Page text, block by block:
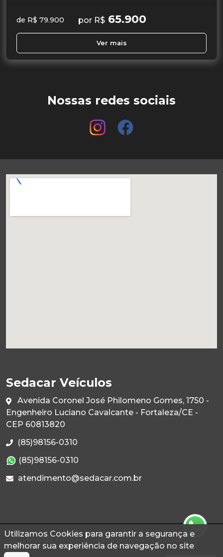
Utilizamos Cookies para garantir a segurança e
melhorar sua experiência de navegação no site
de R$ 79.900 por R$ 65.900
Ver mais
Nossas redes sociais
Sedacar Veículos
Avenida Coronel José Philomeno Gomes, 1750 -
Engenheiro Luciano Cavalcante - Fortaleza/CE -
CEP 60813820
(85)98156-0310
(85)98156-0310
atendimento@sedacar.com.br
© 2026 Autoconf. Todos os direitos reservados.